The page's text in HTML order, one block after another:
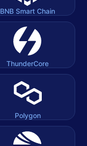
BNB Smart Chain
ThunderCore
Polygon